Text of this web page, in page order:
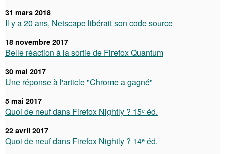
31 mars 2018
Il y a 20 ans, Netscape libérait son code source
18 novembre 2017
Belle réaction à la sortie de Firefox Quantum
30 mai 2017
Une réponse à l'article "Chrome a gagné"
5 mai 2017
Quoi de neuf dans Firefox Nightly ? 15ᵉ éd.
22 avril 2017
Quoi de neuf dans Firefox Nightly ? 14ᵉ éd.